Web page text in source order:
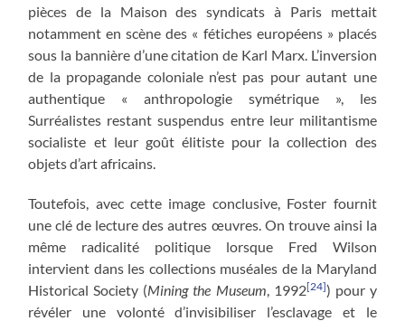
pièces de la Maison des syndicats à Paris mettait
notamment en scène des « fétiches européens » placés
sous la bannière d’une citation de Karl Marx. L’inversion
de la propagande coloniale n’est pas pour autant une
authentique « anthropologie symétrique », les
Surréalistes restant suspendus entre leur militantisme
socialiste et leur goût élitiste pour la collection des
objets d’art africains.
Toutefois, avec cette image conclusive, Foster fournit
une clé de lecture des autres œuvres. On trouve ainsi la
même radicalité politique lorsque Fred Wilson
intervient dans les collections muséales de la Maryland
Historical Society (Mining the Museum , 1992[24]) pour y
révéler une volonté d’invisibiliser l’esclavage et le